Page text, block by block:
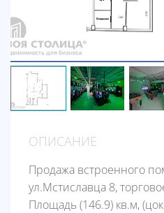
ОПИСАНИЕ
Продажа встроенного
ул.Мстиславца 8,
Площадь (146.9) кв.м,